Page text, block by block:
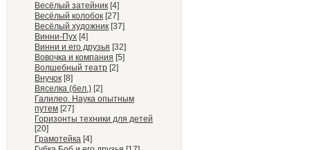
Весёлый затейник [4]
Весёлый колобок [27]
Весёлый художник [37]
Винни-Пух [4]
Винни и его друзья [32]
Вовочка и компания [5]
Волшебный театр [2]
Внучок [8]
Вяселка (бел.) [2]
Галилео. Наука опытным
путем [27]
Горизонты техники для детей
[20]
Грамотейка [4]